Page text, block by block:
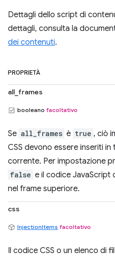
Dettagli dello script di
dettagli, consulta la
dei contenuti.
PROPRIETÀ
all_frames
booleano facoltativo
Se all_frames è true , ciò
CSS devono essere inseriti
corrente. Per impostazione
false e il codice JavaScript
nel frame superiore.
css
InjectionItems facoltativo
Il codice CSS o un elenco di